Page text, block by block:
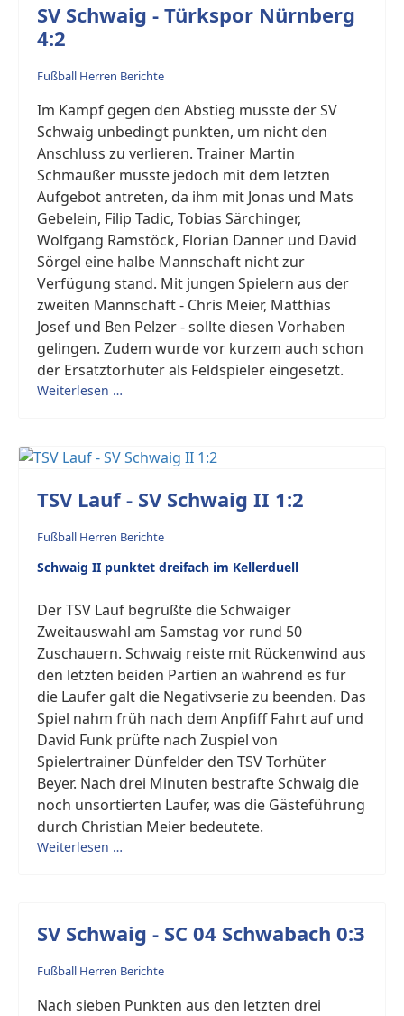
SV Schwaig - Türkspor Nürnberg
4:2
Fußball Herren Berichte
Im Kampf gegen den Abstieg musste der SV
Schwaig unbedingt punkten, um nicht den
Anschluss zu verlieren. Trainer Martin
Schmaußer musste jedoch mit dem letzten
Aufgebot antreten, da ihm mit Jonas und Mats
Gebelein, Filip Tadic, Tobias Särchinger,
Wolfgang Ramstöck, Florian Danner und David
Sörgel eine halbe Mannschaft nicht zur
Verfügung stand. Mit jungen Spielern aus der
zweiten Mannschaft - Chris Meier, Matthias
Josef und Ben Pelzer - sollte diesen Vorhaben
gelingen. Zudem wurde vor kurzem auch schon
der Ersatztorhüter als Feldspieler eingesetzt.
Weiterlesen …
TSV Lauf - SV Schwaig II 1:2
Fußball Herren Berichte
Schwaig II punktet dreifach im Kellerduell
Der TSV Lauf begrüßte die Schwaiger
Zweitauswahl am Samstag vor rund 50
Zuschauern. Schwaig reiste mit Rückenwind aus
den letzten beiden Partien an während es für
die Laufer galt die Negativserie zu beenden. Das
Spiel nahm früh nach dem Anpfiff Fahrt auf und
David Funk prüfte nach Zuspiel von
Spielertrainer Dünfelder den TSV Torhüter
Beyer. Nach drei Minuten bestrafte Schwaig die
noch unsortierten Laufer, was die Gästeführung
durch Christian Meier bedeutete.
Weiterlesen …
SV Schwaig - SC 04 Schwabach 0:3
Fußball Herren Berichte
Nach sieben Punkten aus den letzten drei